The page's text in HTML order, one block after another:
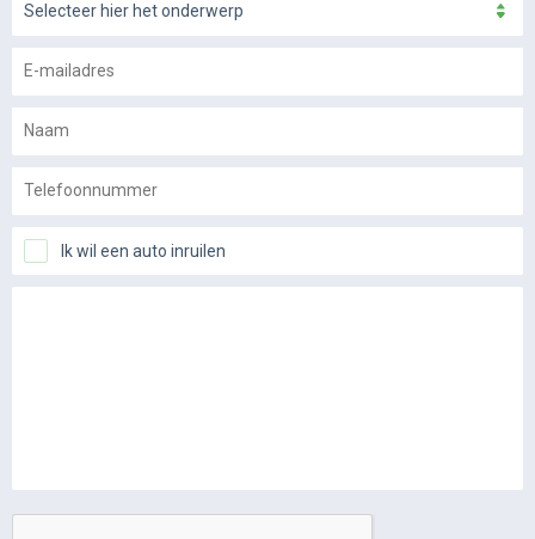
Selecteer hier het onderwerp
Ik wil een auto inruilen